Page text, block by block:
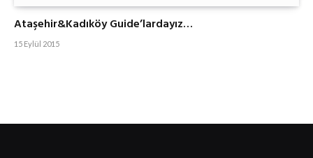
Ataşehir&Kadıköy Guide’lardayız…
15 Eylül 2015